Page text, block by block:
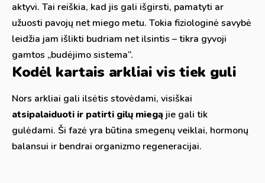
aktyvi. Tai reiškia, kad jis gali išgirsti, pamatyti ar
užuosti pavojų net miego metu. Tokia fiziologinė savybė
leidžia jam išlikti budriam net ilsintis – tikra gyvoji
gamtos „budėjimo sistema“.
Kodėl kartais arkliai vis tiek guli
Nors arkliai gali ilsėtis stovėdami, visiškai
atsipalaiduoti ir patirti gilų miegą jie gali tik
gulėdami. Ši fazė yra būtina smegenų veiklai, hormonų
balansui ir bendrai organizmo regeneracijai.